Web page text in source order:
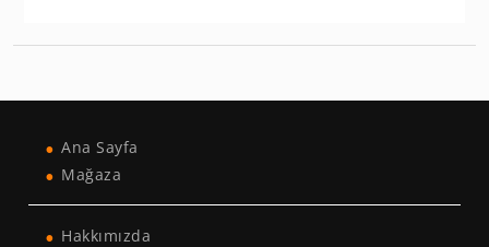
Ana Sayfa
Mağaza
Hakkımızda